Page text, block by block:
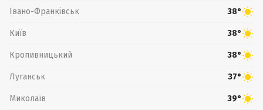
Івано-Франківськ 38°
Київ 38°
Кропивницький 38°
Луганськ 37°
Миколаїв 39°